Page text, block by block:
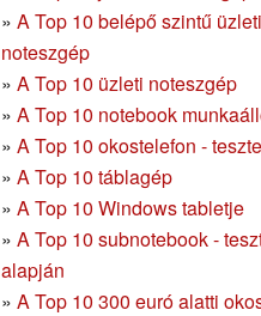
» A Top 10 belépő szintű üzleti
noteszgép
» A Top 10 üzleti noteszgép
» A Top 10 notebook
» A Top 10 okostelefon -
» A Top 10 táblagép
» A Top 10 Windows tabletje
» A Top 10 subnotebook -
alapján
» A Top 10 300 euró alatti